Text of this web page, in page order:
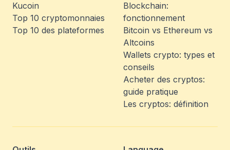
Kucoin
Top 10 cryptomonnaies
Top 10 des plateformes
Blockchain:
fonctionnement
Bitcoin vs Ethereum vs
Altcoins
Wallets crypto: types et
conseils
Acheter des cryptos:
guide pratique
Les cryptos: définition